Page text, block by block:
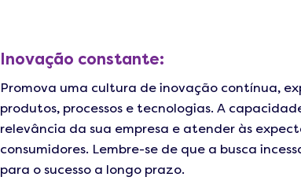
Inovação constante:
Promova uma cultura de inovação contínua,
produtos, processos e tecnologias. A
relevância da sua empresa e atender às
consumidores. Lembre-se de que a busca
para o sucesso a longo prazo.